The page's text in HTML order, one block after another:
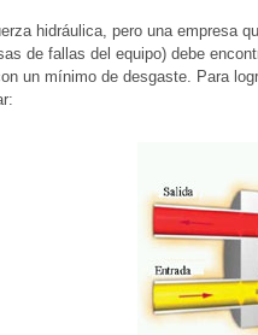
hidráulica, pero una empresa
de fallas del equipo) debe
un mínimo de desgaste. Para